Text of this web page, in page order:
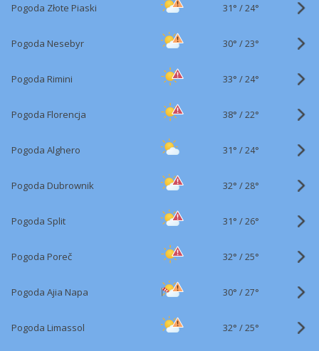
Pogoda Złote Piaski 31° /24°
Pogoda Nesebyr 30° /23°
Pogoda Rimini 33° /24°
Pogoda Florencja 38° /22°
Pogoda Alghero 31° /24°
Pogoda Dubrownik 32° /28°
Pogoda Split 31° /26°
Pogoda Poreč 32° /25°
Pogoda Ajia Napa 30° /27°
Pogoda Limassol 32° /25°